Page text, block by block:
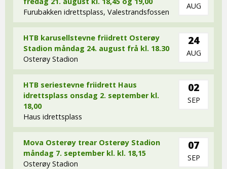
Furubakken idrettsplass, Valestrandsfossen
AUG
HTB karusellstevne friidrett Osterøy
Stadion måndag 24. august frå kl. 18.30
Osterøy Stadion
24
AUG
HTB seriestevne friidrett Haus
idrettsplass onsdag 2. september kl.
18,00
Haus idrettsplass
02
SEP
Mova Osterøy trear Osterøy Stadion
måndag 7. september kl. kl. 18,15
Osterøy Stadion
07
SEP